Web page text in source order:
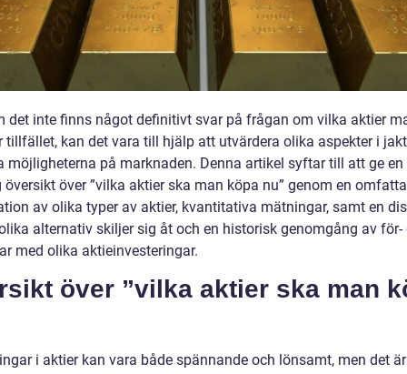
det inte finns något definitivt svar på frågan om vilka aktier
tillfället, kan det vara till hjälp att utvärdera olika aspekter i
möjligheterna på marknaden. Denna artikel syftar till att ge en
översikt över ”vilka aktier ska man köpa nu” genom en
av olika typer av aktier, kvantitativa mätningar, samt en
alternativ skiljer sig åt och en historisk genomgång av för-
med olika aktieinvesteringar.
över ”vilka aktier ska man
i aktier kan vara både spännande och lönsamt, men det